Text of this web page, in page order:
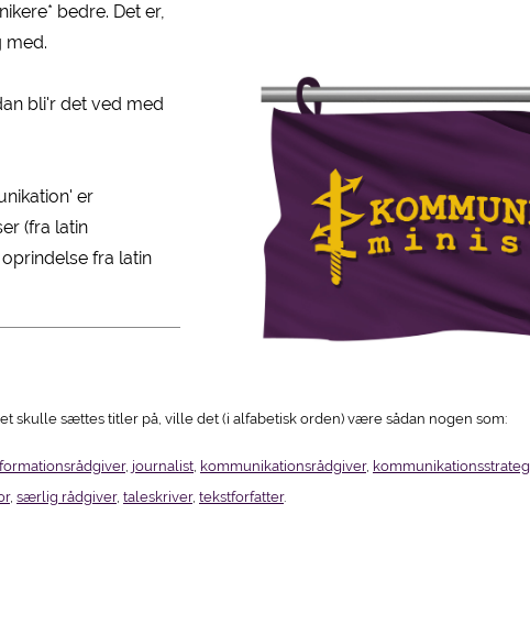
bedre. Det er,
med.
bli'r det ved med
er
(fra latin
fra latin
skulle sættes titler på, ville det (i alfabetisk orden) være sådan nogen som:
, journalist, kommunikationsrådgiver, kommunikationsstrateg
, særlig rådgiver, taleskriver, tekstforfatter.